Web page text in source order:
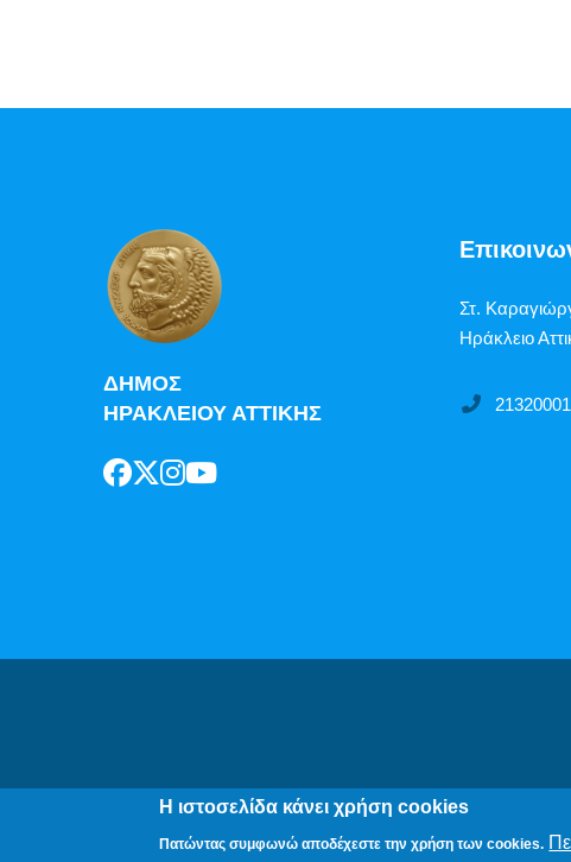
ΔΗΜΟΣ
ΗΡΑΚΛΕΙΟΥ ΑΤΤΙΚΗΣ
Στ.
Ηράκλειο
Δήλωση
Η ιστοσελίδα κάνει χρήση cookies
Πατώντας συμφωνώ αποδέχεστε την χρήση των cookies.